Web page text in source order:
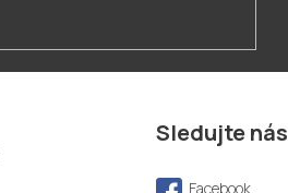
Sledujte nás
Facebook